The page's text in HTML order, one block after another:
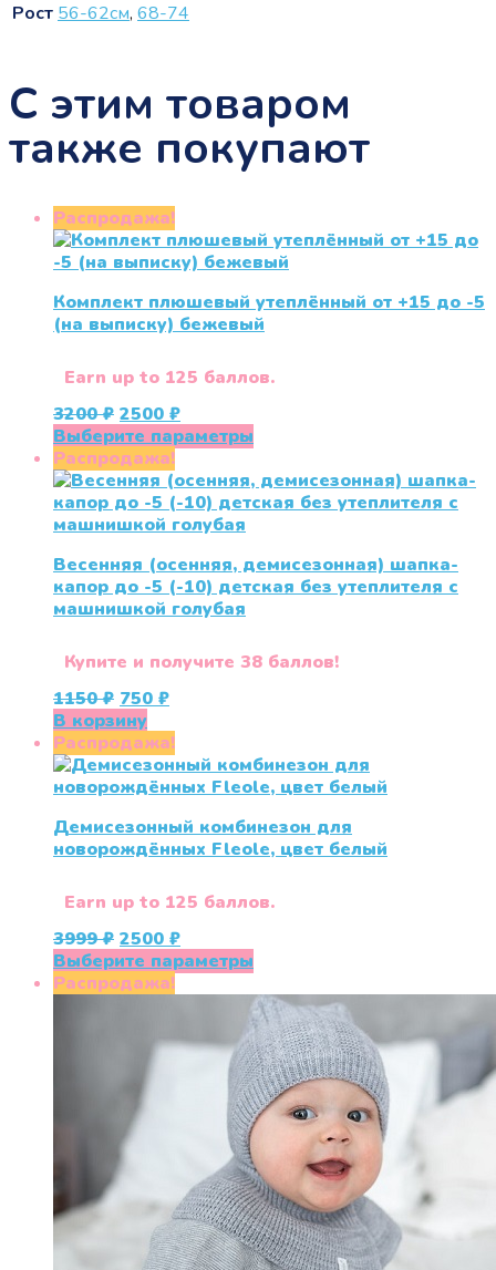
Рост 56-62см, 68-74
С этим товаром
также покупают
Распродажа!
Комплект плюшевый утеплённый от +15 до -5
(на выписку) бежевый
Earn up to 125 баллов.
3200₽ Первоначальная
цена
составляла
3200 ₽.
2500₽Текущая
цена:
Выберите параметры
имеет
несколько
можно
выбрать
товара.
Распродажа!
Весенняя (осенняя, демисезонная) шапка-
капор до -5 (-10) детская без утеплителя с
машнишкой голубая
Купите и получите 38 баллов!
1150₽ Первоначальная
цена
составляла
1150 ₽.
750₽Текущая
750 ₽.
В корзину
Распродажа!
Демисезонный комбинезон для
новорождённых Fleole, цвет белый
Earn up to 125 баллов.
3999₽ Первоначальная
цена
составляла
2500₽Текущая
цена:
Выберите параметры
имеет
несколько
вариаций.
Опции
можно
выбрать
на
странице
товара.
Распродажа!